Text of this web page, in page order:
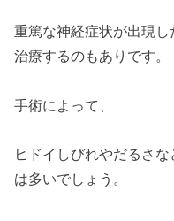
重篤な神経症状が出現
治療するのもありです。
手術によって、
ヒドイしびれやだるさ
は多いでしょう。